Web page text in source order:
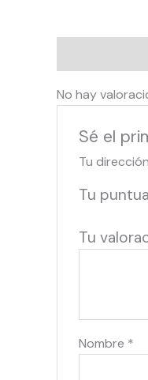
No hay
Sé el
Tu
Tu
Tu
Nombre *